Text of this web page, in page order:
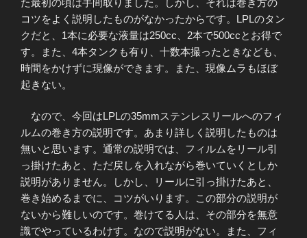
コツをよく説明したものがなかったからです。LPLのタン
クだと、1本に必要な液量は250cc、2本で500ccとお得で
す。また、4本タンクも有り、十数本撮ったときなども、
時間をかけずに現像ができます。また、現像ムラもほぼ
起きない。
なので、今回はLPLの35mmステンレスリールへのフィ
ルムの巻き方の説明です。あまり詳しく説明したものは
無いと思います。通常の説明では、フィルムをリール引
っ掛けたあと、ただ戻しを入れながら巻いていくとしか
説明がありません。しかし、リールに引っ掛けたあと、
巻き始めるまでに、コツがいります。この部分の説明が
ないから難しいのです。巻けてる人は、その部分を無意
識でやっているわけす。なので説明がない。また、フィ